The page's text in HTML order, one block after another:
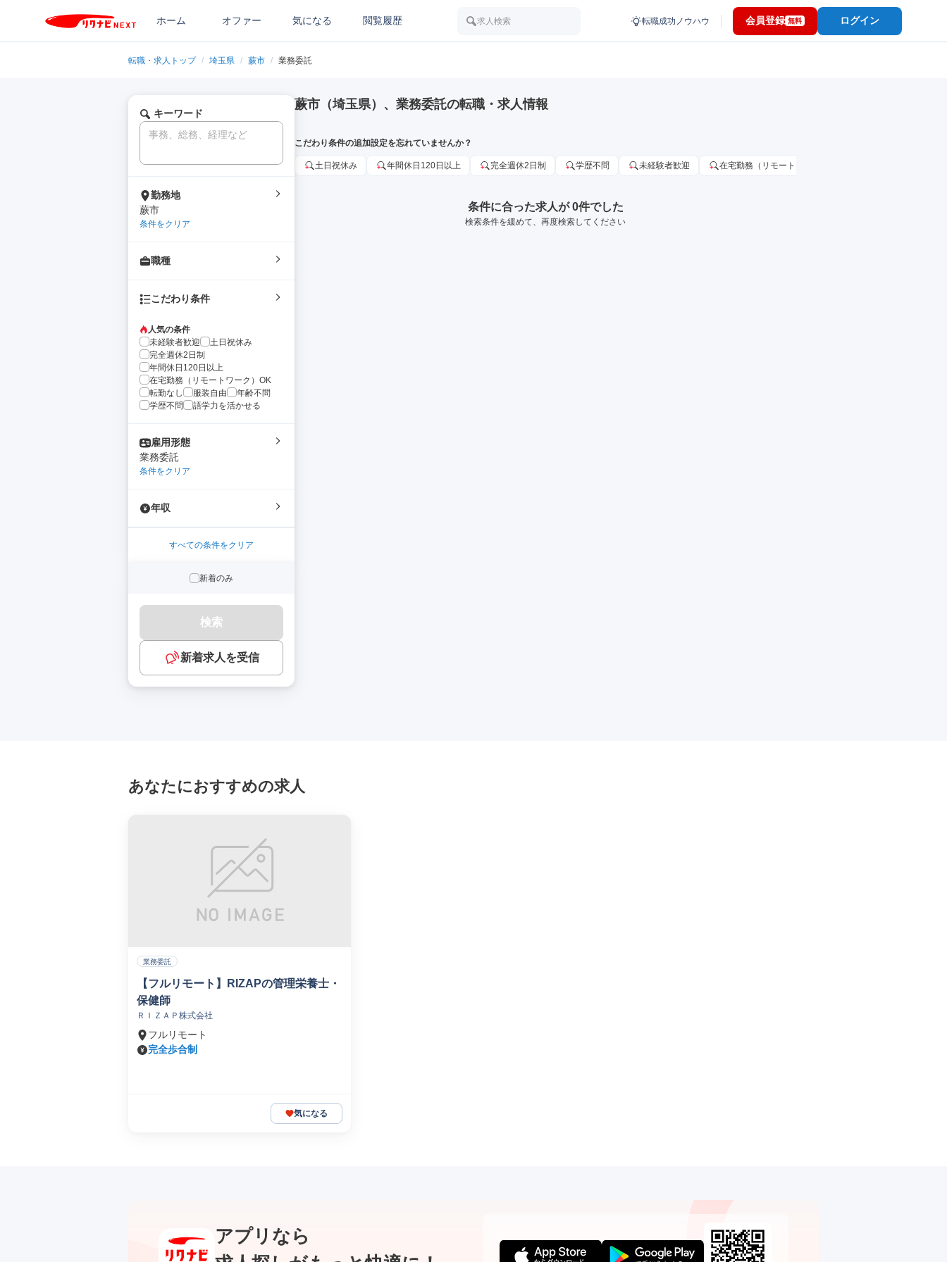
ホーム オファー 気になる 閲覧履歴 求人検索 転職成功ノウハウ 会員登録 無料 ログイン
転職・求人トップ / 埼玉県 / 蕨市 / 業務委託
キーワード
勤務地
蕨市
条件をクリア
職種
こだわり条件
人気の条件
未経験者歓迎
土日祝休み
完全週休2日制
年間休日120日以上
在宅勤務（リモートワーク）OK
転勤なし
服装自由
年齢不問
学歴不問
語学力を活かせる
雇用形態
業務委託
条件をクリア
年収
すべての条件をクリア
新着のみ
検索
新着求人を受信
蕨市（埼玉県）、業務委託の転職・求人情報
こだわり条件の追加設定を忘れていませんか？
土日祝休み 年間休日120日以上 完全週休2日制 学歴不問 未経験者歓迎 在宅勤務（リモートワーク）OK
条件に合った求人が 0件でした
検索条件を緩めて、再度検索してください
あなたにおすすめの求人
業務委託
【フルリモート】RIZAPの管理栄養士・
保健師
ＲＩＺＡＰ株式会社
フルリモート
完全歩合制
気になる
アプリなら